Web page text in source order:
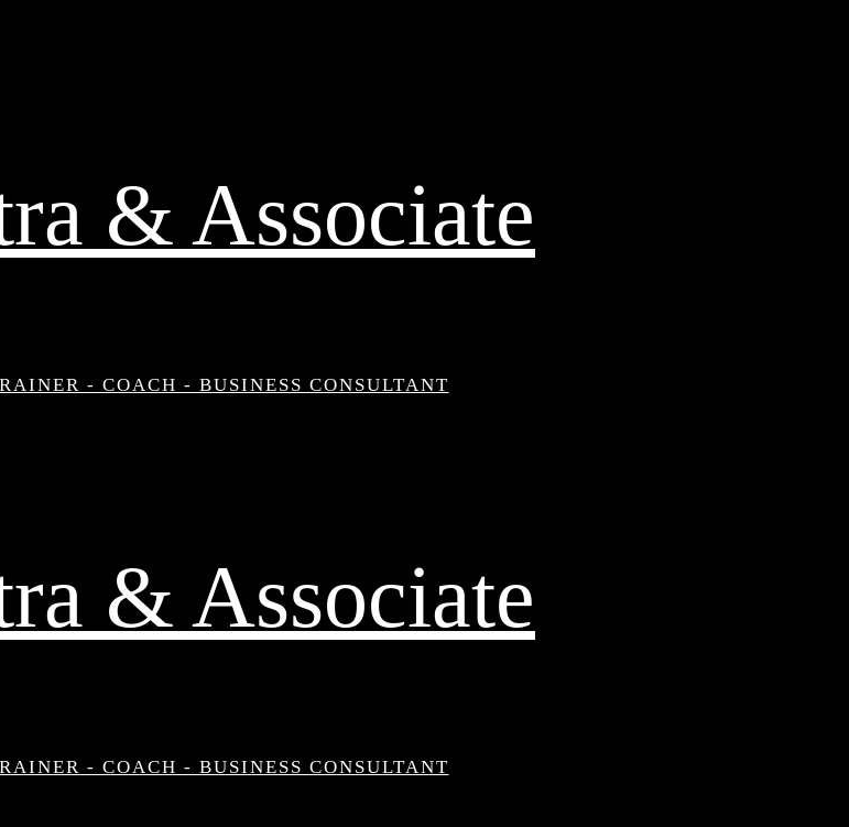
& Associate
- COACH - BUSINESS CONSULTANT
& Associate
- COACH - BUSINESS CONSULTANT